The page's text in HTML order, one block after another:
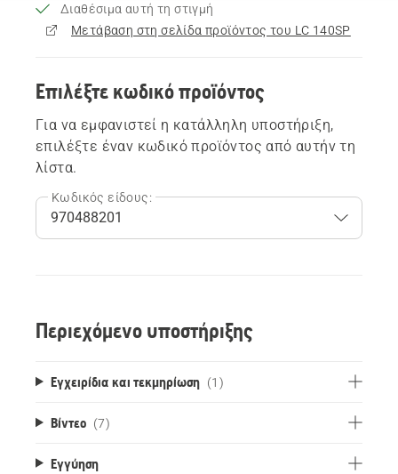
Διαθέσιμα αυτή τη στιγμή
Μετάβαση στη σελίδα προϊόντος του LC 140SP
Επιλέξτε κωδικό προϊόντος
Για να εμφανιστεί η κατάλληλη υποστήριξη,
επιλέξτε έναν κωδικό προϊόντος από αυτήν τη
λίστα.
Κωδικός είδους:
Περιεχόμενο υποστήριξης
Εγχειρίδια και τεκμηρίωση (1)
Βίντεο (7)
Εγγύηση